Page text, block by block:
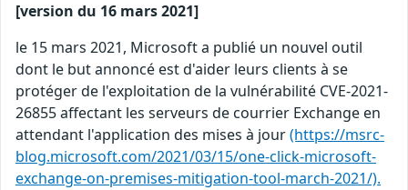
[version du 16 mars 2021]
le 15 mars 2021, Microsoft a publié un nouvel outil
dont le but annoncé est d'aider leurs clients à se
protéger de l'exploitation de la vulnérabilité CVE-2021-
26855 affectant les serveurs de courrier Exchange en
attendant l'application des mises à jour(https://msrc-
blog.microsoft.com/2021/03/15/one-click-microsoft-
exchange-on-premises-mitigation-tool-march-2021/).